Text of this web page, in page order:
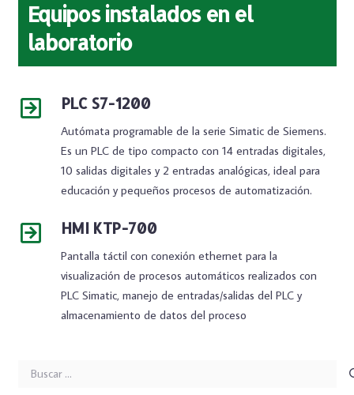
Equipos instalados en el
laboratorio
PLC S7-1200
Autómata programable de la serie Simatic de Siemens.
Es un PLC de tipo compacto con 14 entradas digitales,
10 salidas digitales y 2 entradas analógicas, ideal para
educación y pequeños procesos de automatización.
HMI KTP-700
Pantalla táctil con conexión ethernet para la
visualización de procesos automáticos realizados con
PLC Simatic, manejo de entradas/salidas del PLC y
almacenamiento de datos del proceso
Buscar: